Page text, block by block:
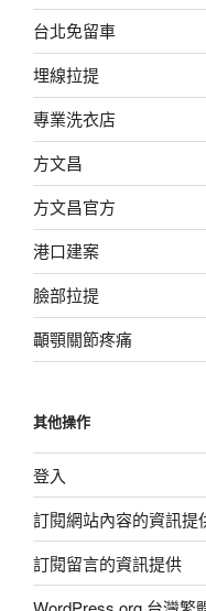
台北免留車
埋線拉提
專業洗衣店
方文昌
方文昌官方
港口建案
臉部拉提
顳顎關節疼痛
其他操作
登入
訂閱網站內容的資訊提
訂閱留言的資訊提供